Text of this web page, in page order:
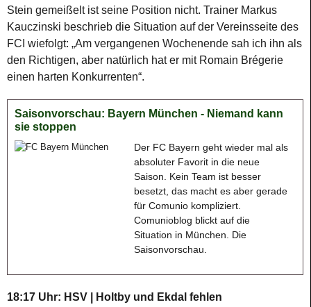
Stein gemeißelt ist seine Position nicht. Trainer Markus
Kauczinski beschrieb die Situation auf der Vereinsseite des
FCI wiefolgt: „Am vergangenen Wochenende sah ich ihn als
den Richtigen, aber natürlich hat er mit Romain Brégerie
einen harten Konkurrenten“.
Saisonvorschau: Bayern München - Niemand kann
sie stoppen
Der FC Bayern geht wieder mal als
absoluter Favorit in die neue
Saison. Kein Team ist besser
besetzt, das macht es aber gerade
für Comunio kompliziert.
Comunioblog blickt auf die
Situation in München. Die
Saisonvorschau.
18:17 Uhr: HSV | Holtby und Ekdal fehlen